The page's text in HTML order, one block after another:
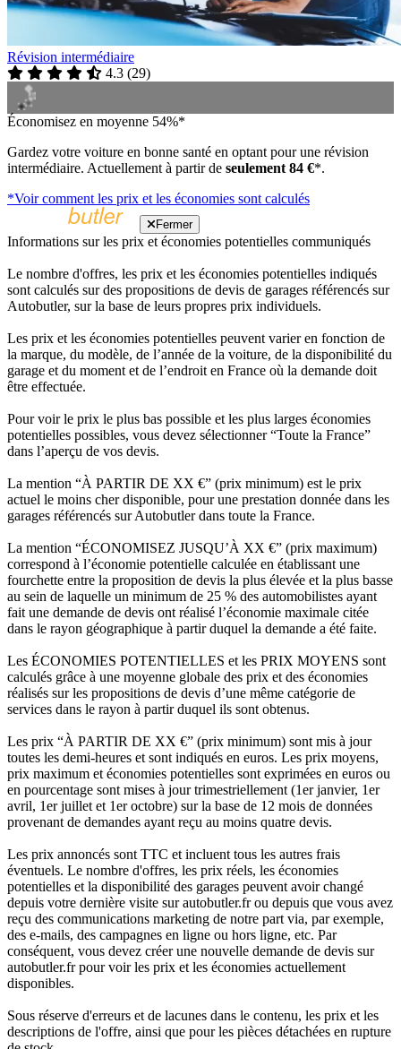
Révision intermédiaire
4.3 (29)
Économisez en moyenne 54%*
Gardez votre voiture en bonne santé en optant pour une révision
intermédiaire. Actuellement à partir de seulement 84 €*.
*Voir comment les prix et les économies sont calculés
Fermer
Informations sur les prix et économies potentielles communiqués
Le nombre d'offres, les prix et les économies potentielles indiqués
sont calculés sur des propositions de devis de garages référencés sur
Autobutler, sur la base de leurs propres prix individuels.
Les prix et les économies potentielles peuvent varier en fonction de
la marque, du modèle, de l’année de la voiture, de la disponibilité du
garage et du moment et de l’endroit en France où la demande doit
être effectuée.
Pour voir le prix le plus bas possible et les plus larges économies
potentielles possibles, vous devez sélectionner “Toute la France”
dans l’aperçu de vos devis.
La mention “À PARTIR DE XX €” (prix minimum) est le prix
actuel le moins cher disponible, pour une prestation donnée dans les
garages référencés sur Autobutler dans toute la France.
La mention “ÉCONOMISEZ JUSQU’À XX €” (prix maximum)
correspond à l’économie potentielle calculée en établissant une
fourchette entre la proposition de devis la plus élevée et la plus basse
au sein de laquelle un minimum de 25 % des automobilistes ayant
fait une demande de devis ont réalisé l’économie maximale citée
dans le rayon géographique à partir duquel la demande a été faite.
Les ÉCONOMIES POTENTIELLES et les PRIX MOYENS sont
calculés grâce à une moyenne globale des prix et des économies
réalisés sur les propositions de devis d’une même catégorie de
services dans le rayon à partir duquel ils sont obtenus.
Les prix “À PARTIR DE XX €” (prix minimum) sont mis à jour
toutes les demi-heures et sont indiqués en euros. Les prix moyens,
prix maximum et économies potentielles sont exprimées en euros ou
en pourcentage sont mises à jour trimestriellement (1er janvier, 1er
avril, 1er juillet et 1er octobre) sur la base de 12 mois de données
provenant de demandes ayant reçu au moins quatre devis.
Les prix annoncés sont TTC et incluent tous les autres frais
éventuels. Le nombre d'offres, les prix réels, les économies
potentielles et la disponibilité des garages peuvent avoir changé
depuis votre dernière visite sur autobutler.fr ou depuis que vous avez
reçu des communications marketing de notre part via, par exemple,
des e-mails, des campagnes en ligne ou hors ligne, etc. Par
conséquent, vous devez créer une nouvelle demande de devis sur
autobutler.fr pour voir les prix et les économies actuellement
disponibles.
Sous réserve d'erreurs et de lacunes dans le contenu, les prix et les
descriptions de l'offre, ainsi que pour les pièces détachées en rupture